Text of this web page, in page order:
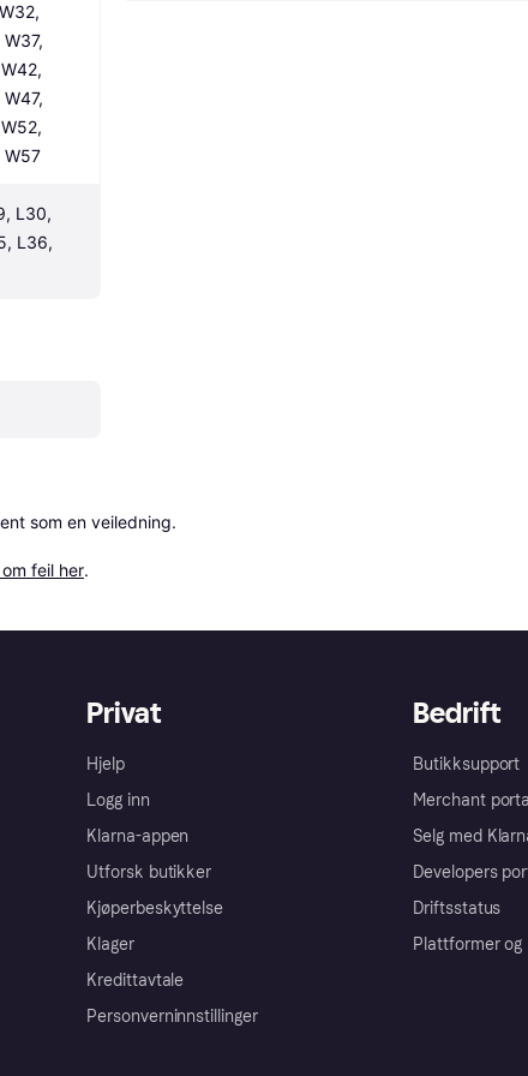
W57
L30,
L36,
som en veiledning.
feil her.
Privat
Hjelp
Logg inn
Klarna-appen
Utforsk butikker
Kjøperbeskyttelse
Klager
Kredittavtale
Personverninnstillinger
Bedrift
Butikksupport
Merchant portal
Selg med
Developers
Driftsstatus
Plattformer